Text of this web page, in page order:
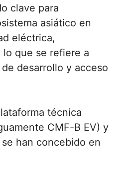
clave para
asiático en
eléctrica,
que se refiere a
desarrollo y acceso
técnica
CMF-B EV) y
han concebido en